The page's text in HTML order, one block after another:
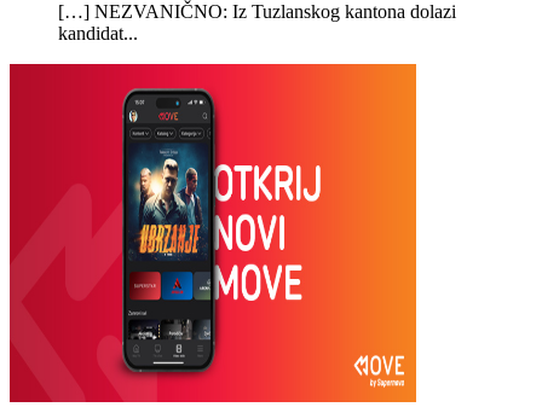
[…] NEZVANIČNO: Iz Tuzlanskog kantona dolazi
kandidat...